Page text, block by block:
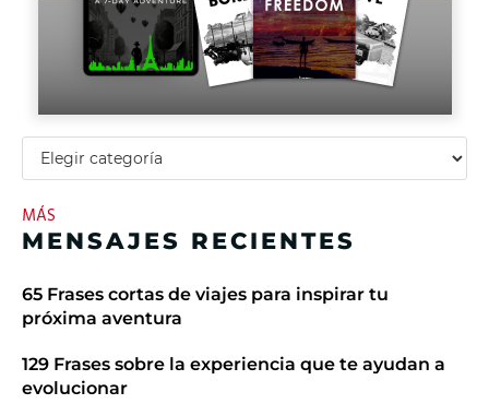
MÁS
MENSAJES RECIENTES
65 Frases cortas de viajes para inspirar tu
próxima aventura
129 Frases sobre la experiencia que te ayudan a
evolucionar